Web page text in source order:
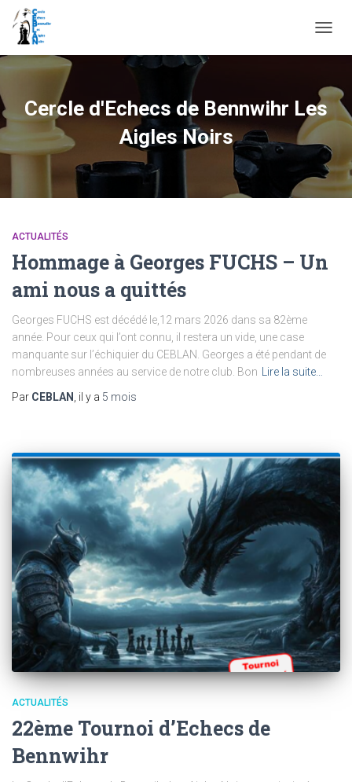
LA
Cercle d'Echecs de Bennwihr Les
Aigles Noirs
ACTUALITÉS
Hommage à Georges FUCHS – Un
ami nous a quittés
Georges FUCHS est décédé le,12 mars 2026 dans sa 82ème
année. Pour ceux qui l’ont connu, il restera un vide, une case
manquante sur l’échiquier du CEBLAN. Georges a été pendant de
nombreuses années au service de notre club. Bon
Lire la suite…
Par CEBLAN , il y a 5 mois
ACTUALITÉS
22ème Tournoi d’Echecs de
Bennwihr